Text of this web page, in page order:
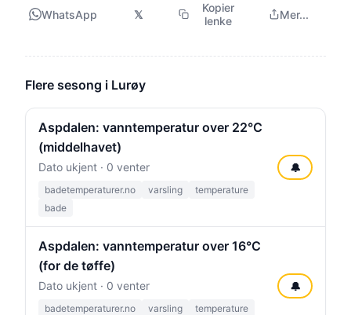
WhatsApp 𝕏
Kopier
lenke
Mer...
Flere sesong i Lurøy
Aspdalen: vanntemperatur over 22°C
(middelhavet)
Dato ukjent · 0 venter
badetemperaturer.no varsling
temperature
bade
🔔
Aspdalen: vanntemperatur over 16°C
(for de tøffe)
Dato ukjent · 0 venter
badetemperaturer.no varsling
temperature
🔔